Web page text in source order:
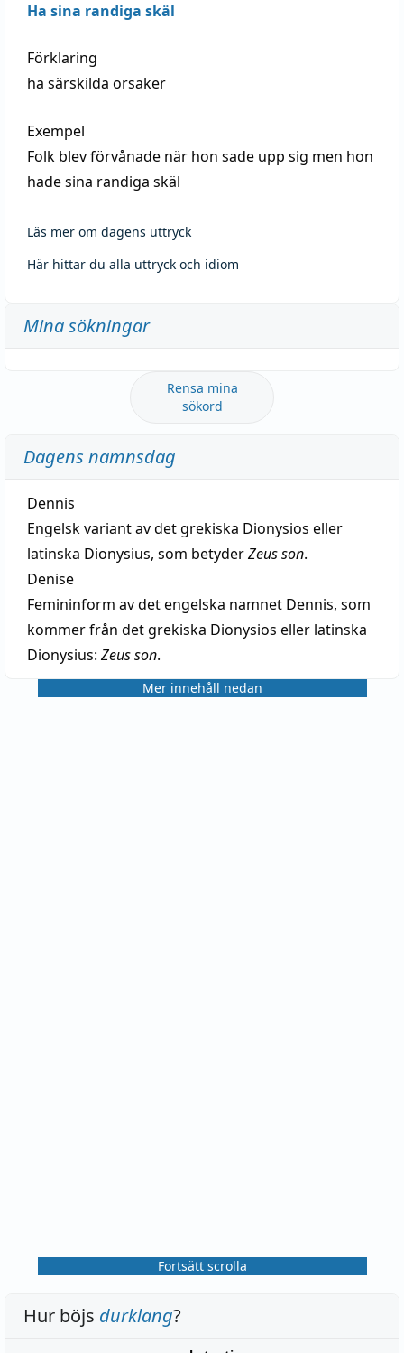
Ha sina randiga skäl
Förklaring
ha särskilda orsaker
Exempel
Folk blev förvånade när hon sade upp sig men hon
hade sina randiga skäl
Läs mer om dagens uttryck
Här hittar du alla uttryck och idiom
Mina sökningar
Rensa mina
sökord
Dagens namnsdag
Dennis
Engelsk variant av det grekiska Dionysios eller
latinska Dionysius, som betyderZeus son.
Denise
Femininform av det engelska namnet Dennis, som
kommer från det grekiska Dionysios eller latinska
Dionysius: Zeus son.
Mer innehåll nedan
Fortsätt scrolla
Hur böjs durklang?